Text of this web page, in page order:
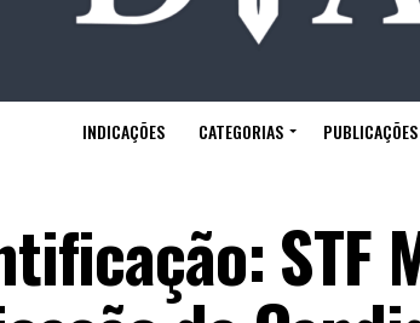
INDICAÇÕES CATEGORIAS PUBLICAÇÕES
STF